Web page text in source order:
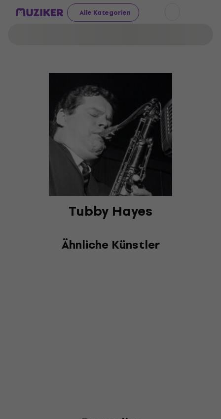
Alle Kategorien
Tubby Hayes
Ähnliche Künstler